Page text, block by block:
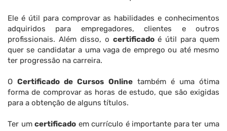
Ele é útil para comprovar as habilidades e conhecimentos
adquiridos para empregadores, clientes e outros
profissionais. Além disso, o certificadoé útil para quem
quer se candidatar a uma vaga de emprego ou até mesmo
ter progressão na carreira.
OCertificado de Cursos Onlinetambém é uma ótima
forma de comprovar as horas de estudo, que são exigidas
para a obtenção de alguns títulos.
Ter umcertificado em currículo é importante para ter uma